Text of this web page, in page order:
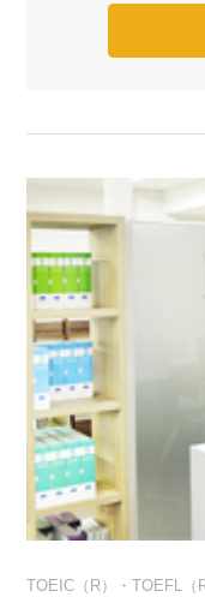
TOEIC（R）・TOEFL（